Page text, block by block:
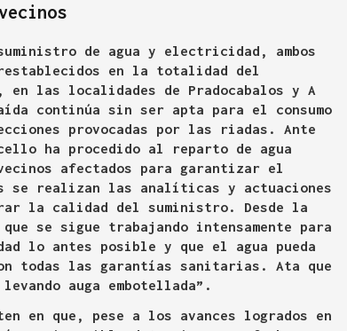
de agua y electricidad, ambos
en la totalidad del
en las localidades de Pradocabalos y A
continúa sin ser apta para el consumo
provocadas por las riadas. Ante
ha procedido al reparto de agua
afectados para garantizar el
se realizan las analíticas y actuaciones
la calidad del suministro. Desde la
se sigue trabajando intensamente para
lo antes posible y que el agua pueda
todas las garantías sanitarias. Ata que
auga embotellada”.
en que, pese a los avances logrados en